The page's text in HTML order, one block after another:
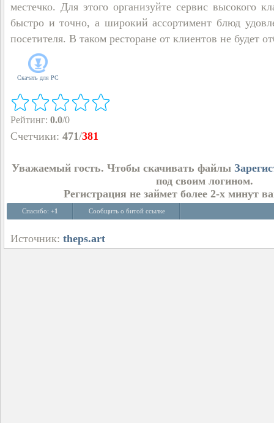
местечко. Для этого организуйте сервис высокого
быстро и точно, а широкий ассортимент блюд
посетителя. В таком ресторане от клиентов не будет
Скачать для PC
Рейтинг: 0.0/0
Счетчики: 471/381
Уважаемый гость. Чтобы скачивать файлы
под своим логином.
Регистрация не займет более 2-х минут
Спасибо: +1 Сообщить о битой ссылке
Источник: theps.art